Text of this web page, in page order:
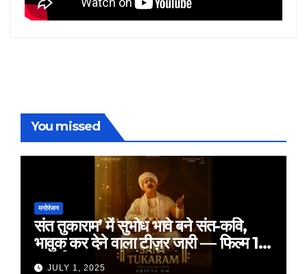
You missed
मनोरंजन
संत तुकाराम’ में सुभोध भावे बने संत-कवि,
भावुक कर देने वाला टीज़र जारी — फिल्म 18
जुलाई 2025 को होगी रिलीज़
JULY 1, 2025